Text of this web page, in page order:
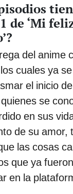
de ‘Mi
del anime
cuales ya
el inicio
se
en sus
de su amor,
las cosas
que ya
en la